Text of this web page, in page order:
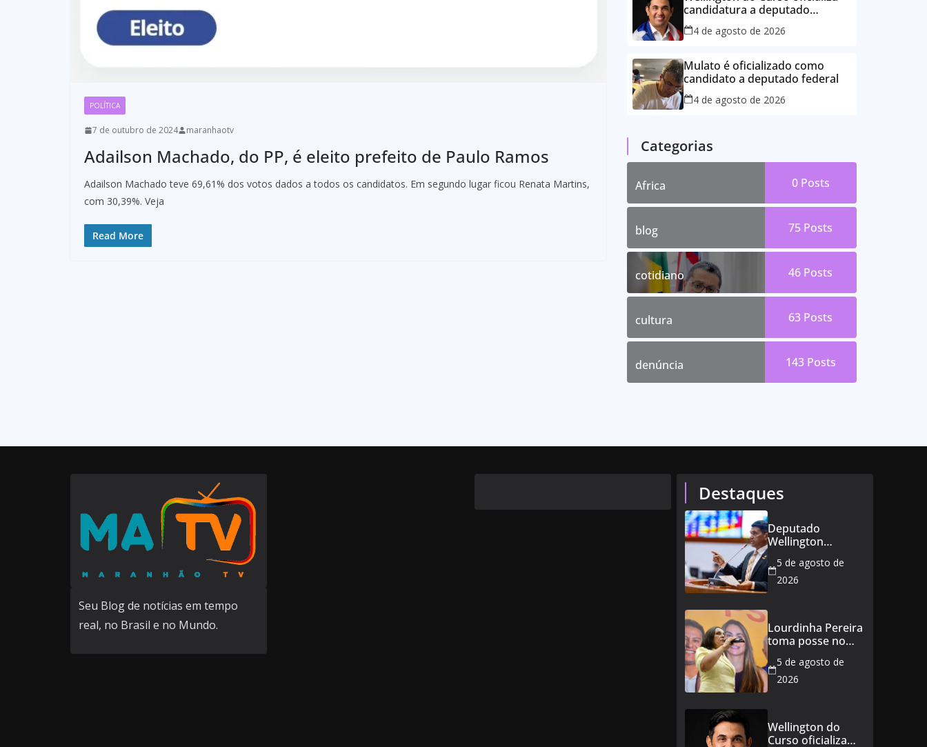
POLÍTICA
7 de outubro de 2024 maranhaotv
Adailson Machado, do PP, é eleito prefeito de Paulo Ramos
Adailson Machado teve 69,61% dos votos dados a todos os candidatos. Em segundo lugar ficou Renata Martins,
com 30,39%. Veja
Read More
candidatura a deputado
estadual e reafirma
compromisso com o povo do
4 de agosto de 2026
Mulato é oficializado como
candidato a deputado federal
4 de agosto de 2026
Categorias
Africa 0 Posts
blog 75 Posts
cotidiano 46 Posts
cultura 63 Posts
denúncia 143 Posts
Seu Blog de notícias em tempo
real, no Brasil e no Mundo.
Destaques
Deputado
Wellington
de 21,7% para
todos os
aposentados do
Maranhão
5 de agosto de
2026
Lourdinha Pereira
toma posse no
a primeira
senadora de
5 de agosto de
2026
Wellington do
Curso oficializa